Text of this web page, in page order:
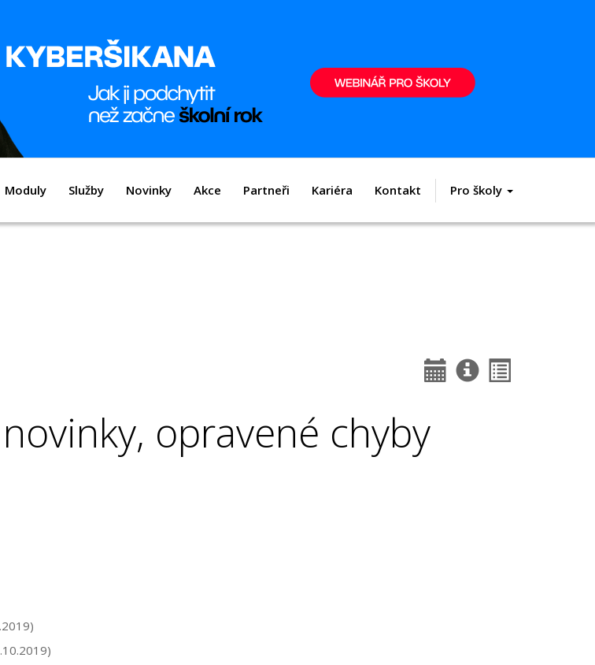
Moduly Služby Novinky Akce Partneři Kariéra Kontakt Pro školy
opravené chyby